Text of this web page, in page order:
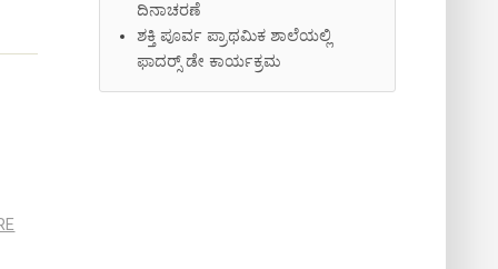
ದಿನಾಚರಣೆ
ಶಕ್ತಿ ಪೂರ್ವ ಪ್ರಾಥಮಿಕ ಶಾಲೆಯಲ್ಲಿ
ಫಾದರ್‍ಸ್ ಡೇ ಕಾರ್ಯಕ್ರಮ